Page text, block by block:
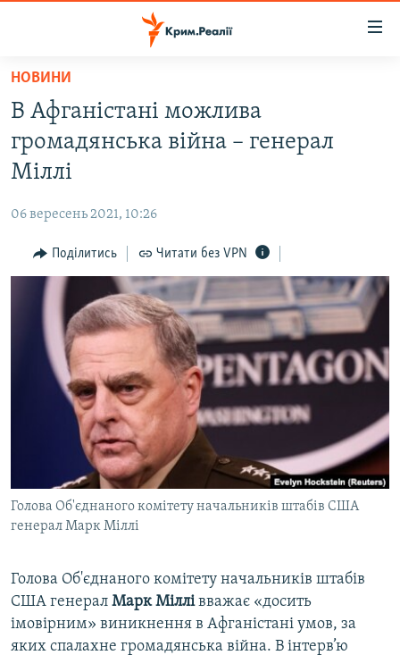
Перейти
основного
матеріалу
Перейти
до
основної
навігації
Перейти
до
пошуку
НОВИНИ
ВОДА.КРИМ
ВІДЕО ТА ФОТО
БЛОГИ
ПОГЛЯД
ІНТЕРВ'Ю
ВСЕ ЗА ДЕНЬ
СПЕЦПРОЕКТИ
ДЕПОРТАЦІЯ
ВІДЕОУРОКИ «ELIFBE»
СВІДЧЕННЯ ОКУПАЦІЇ
УКРАЇНСЬКА ПРОБЛЕМА КРИМУ
ІНФОГРАФІКА
ЯК ОБІЙТИ БЛОКУВАННЯ
ДОЛУЧАЙСЯ!
Усі сайти RFE/RL
НОВИНИ
В Афганістані можлива
громадянська війна – генерал
Міллі
06 вересень 2021, 10:26
Поділитись Читати без VPN
Голова Об'єднаного комітету начальників штабів США
генерал Марк Міллі
Голова Об'єднаного комітету начальників штабів
США генерал Марк Міллівважає «досить
імовірним» виникнення в Афганістані умов, за
яких спалахне громадянська війна. В інтерв’ю